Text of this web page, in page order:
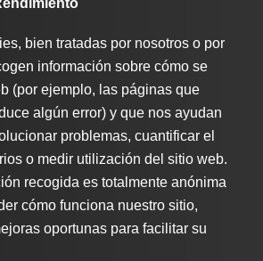
bien tratadas por nosotros o por
información sobre cómo se
(por ejemplo, las páginas que
algún error) y que nos ayudan
problemas, cuantificar el
o medir utilización del sitio web.
recogida es totalmente anónima
cómo funciona nuestro sitio,
oportunas para facilitar su